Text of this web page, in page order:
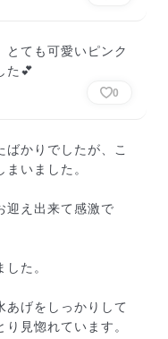
とても可愛いピンク
た💕
0
かりでしたが、こ
いました。
迎え出来て感激で
た。
あげをしっかりして
見惚れています。